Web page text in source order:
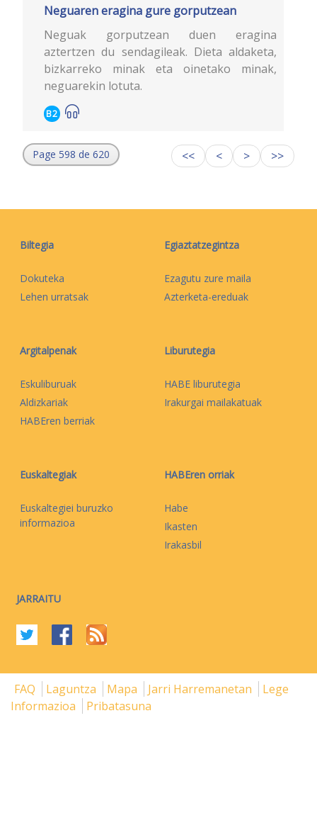
Neguaren eragina gure gorputzean
Neguak gorputzean duen eragina
aztertzen du sendagileak. Dieta aldaketa,
bizkarreko minak eta oinetako minak,
neguarekin lotuta.
B2
Page 598 de 620 << < > >>
Biltegia
Dokuteka
Lehen urratsak
Egiaztatzegintza
Ezagutu zure maila
Azterketa-ereduak
Argitalpenak
Eskuliburuak
Aldizkariak
HABEren berriak
Liburutegia
HABE liburutegia
Irakurgai mailakatuak
Euskaltegiak
Euskaltegiei buruzko
informazioa
HABEren orriak
Habe
Ikasten
Irakasbil
JARRAITU
FAQ Laguntza Mapa Jarri Harremanetan
Lege
Informazioa
Pribatasuna